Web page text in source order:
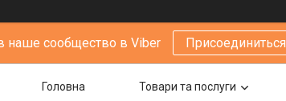
наше сообщество в Viber Присоединиться
Головна Товари та послуги